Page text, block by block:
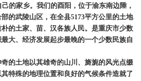
的家乡。我们的酉阳，位于渝东南边陲，
的武陵山区，在全县5173平方公里的土地
的土家、苗、汉各族人民。是重庆市少数
大、经济发展起步最晚的一个少数民族自
土地以其雄奇的山川、旖旎的风光点缀
特殊的地理位置和良好的气候条件造就了